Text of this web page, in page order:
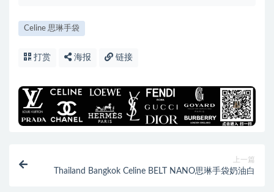
Celine 思琳手袋
打赏 海报 链接
上一篇
Thailand Bangkok Celine BELT NANO思琳手袋奶油白